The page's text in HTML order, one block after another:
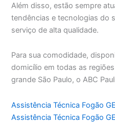
Além disso, estão sempre
tendências e tecnologias do
serviço de alta qualidade.
Para sua comodidade,
domicílio em todas as
grande São Paulo, o ABC
Assistência Técnica Fogão
Assistência Técnica Fogão